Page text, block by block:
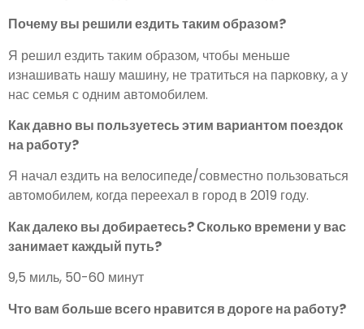
Почему вы решили ездить таким образом?
Я решил ездить таким образом, чтобы меньше
изнашивать нашу машину, не тратиться на парковку, а у
нас семья с одним автомобилем.
Как давно вы пользуетесь этим вариантом поездок
на работу?
Я начал ездить на велосипеде/совместно пользоваться
автомобилем, когда переехал в город в 2019 году.
Как далеко вы добираетесь? Сколько времени у вас
занимает каждый путь?
9,5 миль, 50-60 минут
Что вам больше всего нравится в дороге на работу?